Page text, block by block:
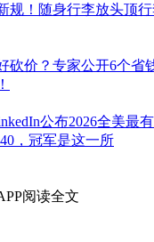
规！随身行李放头顶行
砍价？专家公开6个省
公布2026全美最
，冠军是这一所
阅读全文